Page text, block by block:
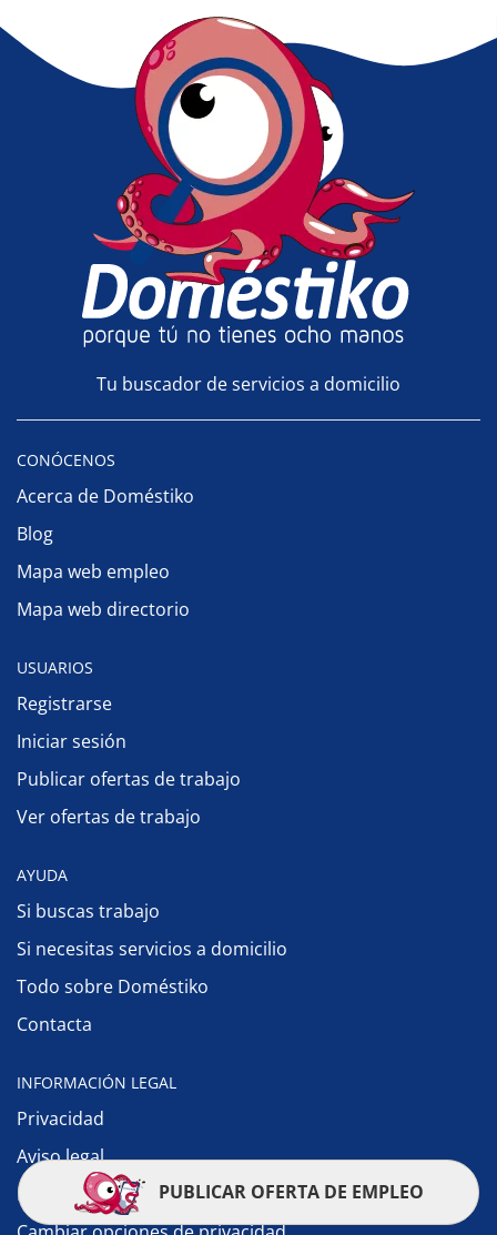
Tu buscador de servicios a domicilio
CONÓCENOS
Acerca de Doméstiko
Blog
Mapa web empleo
Mapa web directorio
USUARIOS
Registrarse
Iniciar sesión
Publicar ofertas de trabajo
Ver ofertas de trabajo
AYUDA
Si buscas trabajo
Si necesitas servicios a domicilio
Todo sobre Doméstiko
Contacta
INFORMACIÓN LEGAL
Privacidad
Aviso legal
Política de cookiesPUBLICAR OFERTA DE EMPLEO